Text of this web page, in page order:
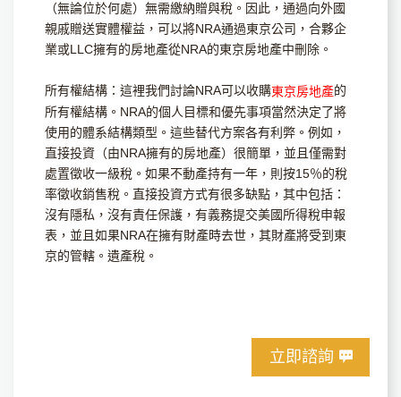
（無論位於何處）無需繳納贈與稅。因此，通過向外國
親戚贈送實體權益，可以將NRA通過東京公司，合夥企
業或LLC擁有的房地產從NRA的東京房地產中刪除。
所有權結構：這裡我們討論NRA可以收購東京房地產的
所有權結構。NRA的個人目標和優先事項當然決定了將
使用的體系結構類型。這些替代方案各有利弊。例如，
直接投資（由NRA擁有的房地產）很簡單，並且僅需對
處置徵收一級稅。如果不動產持有一年，則按15％的稅
率徵收銷售稅。直接投資方式有很多缺點，其中包括：
沒有隱私，沒有責任保護，有義務提交美國所得稅申報
表，並且如果NRA在擁有財產時去世，其財產將受到東
京的管轄。遺產稅。
立即諮詢